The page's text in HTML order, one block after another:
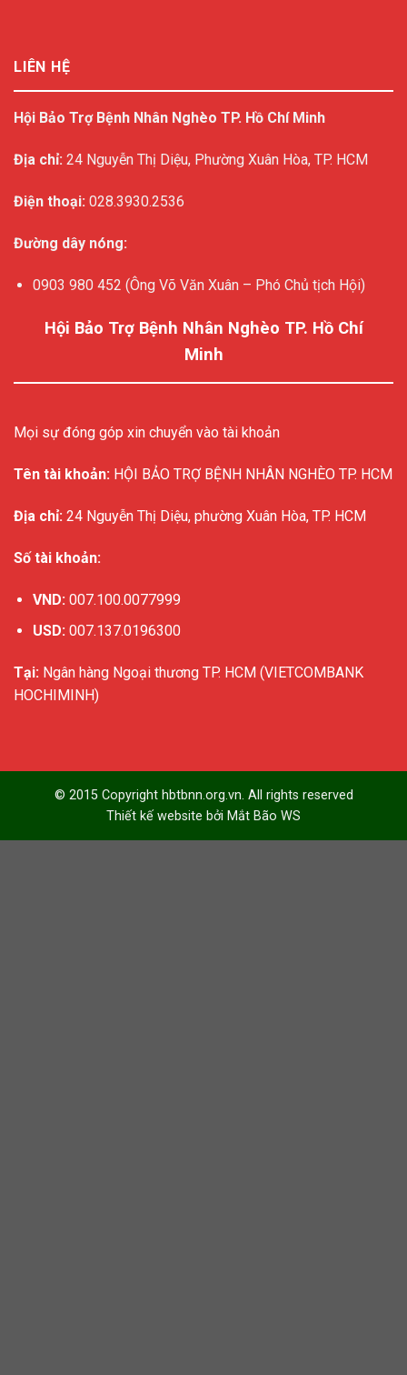
LIÊN HỆ
Hội Bảo Trợ Bệnh Nhân Nghèo TP. Hồ Chí Minh
Địa chỉ: 24 Nguyễn Thị Diệu, Phường Xuân Hòa, TP. HCM
Điện thoại: 028.3930.2536
Đường dây nóng:
0903 980 452 (Ông Võ Văn Xuân – Phó Chủ tịch Hội)
Hội Bảo Trợ Bệnh Nhân Nghèo TP. Hồ Chí
Minh
Mọi sự đóng góp xin chuyển vào tài khoản
Tên tài khoản: HỘI BẢO TRỢ BỆNH NHÂN NGHÈO TP. HCM
Địa chỉ: 24 Nguyễn Thị Diệu, phường Xuân Hòa, TP. HCM
Số tài khoản:
VND: 007.100.0077999
USD: 007.137.0196300
Tại: Ngân hàng Ngoại thương TP. HCM (VIETCOMBANK
HOCHIMINH)
© 2015 Copyright hbtbnn.org.vn. All rights reserved
Thiết kế website bởi Mắt Bão WS